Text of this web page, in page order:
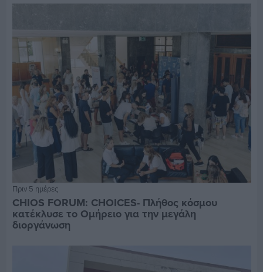
Πριν 5 ημέρες
CHIOS FORUM: CHOICES- Πλήθος κόσμου
κατέκλυσε το Ομήρειο για την μεγάλη
διοργάνωση